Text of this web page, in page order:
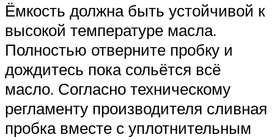
Ёмкость должна быть устойчивой к
высокой температуре масла.
Полностью отверните пробку и
дождитесь пока сольётся всё
масло. Согласно техническому
регламенту производителя сливная
пробка вместе с уплотнительным